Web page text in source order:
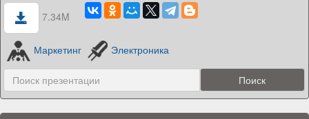
7.34M
Маркетинг Электроника